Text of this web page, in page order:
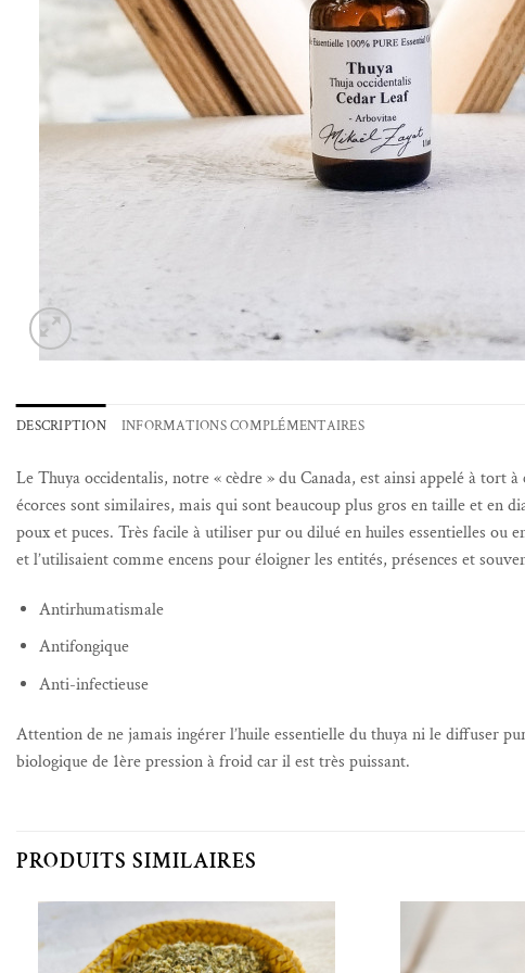
DESCRIPTION INFORMATIONS COMPLÉMENTAIRES
Le Thuya occidentalis, notre « cèdre » du Canada, est ainsi appelé à tort
écorces sont similaires, mais qui sont beaucoup plus gros en taille et en
poux et puces. Très facile à utiliser pur ou dilué en huiles essentielles ou
et l’utilisaient comme encens pour éloigner les entités, présences et
Antirhumatismale
Antifongique
Anti-infectieuse
Attention de ne jamais ingérer l’huile essentielle du thuya ni le diffuser
biologique de 1ère pression à froid car il est très puissant.
PRODUITS SIMILAIRES
Ajouter à la liste de souhaits